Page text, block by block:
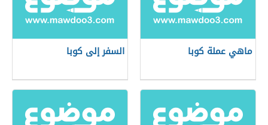
ماهي عملة كوبا السفر إلى كوبا